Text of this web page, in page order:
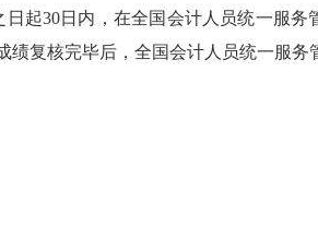
日起30日内，在全国会计人员统一服
复核完毕后，全国会计人员统一服